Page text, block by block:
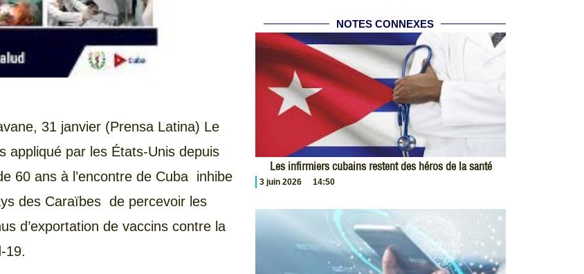
31 janvier (Prensa Latina) Le
appliqué par les États-Unis depuis
60 ans à l’encontre de Cuba inhibe
des Caraïbes de percevoir les
d’exportation de vaccins contre la
19.
NOTES CONNEXES
Les infirmiers cubains restent des héros de la santé
3 juin 2026 14:50